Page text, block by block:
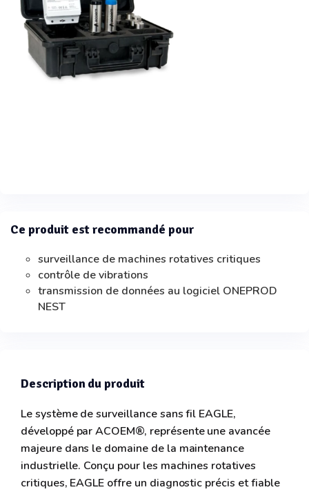
Ce produit est recommandé pour
surveillance de machines rotatives critiques
contrôle de vibrations
transmission de données au logiciel ONEPROD
NEST
Description du produit
Le système de surveillance sans fil EAGLE,
développé par ACOEM®, représente une avancée
majeure dans le domaine de la maintenance
industrielle. Conçu pour les machines rotatives
critiques, EAGLE offre un diagnostic précis et fiable